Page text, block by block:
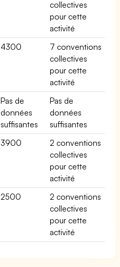
collectives
pour cette
activité
4300
7 conventions
collectives
pour cette
activité
Pas de
données
suffisantes
Pas de
données
suffisantes
3900
2 conventions
collectives
pour cette
activité
2500
2 conventions
collectives
pour cette
activité